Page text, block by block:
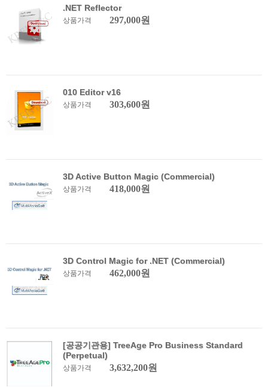
.NET Reflector
상품가격 297,000원
010 Editor v16
상품가격 303,600원
3D Active Button Magic (Commercial)
상품가격 418,000원
3D Control Magic for .NET (Commercial)
상품가격 462,000원
[공공기관용] TreeAge Pro Business Standard
(Perpetual)
상품가격 3,632,200원